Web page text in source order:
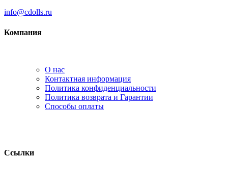
info@cdolls.ru
Компания
О нас
Контактная информация
Политика конфиденциальности
Политика возврата и Гарантии
Способы оплаты
Ссылки